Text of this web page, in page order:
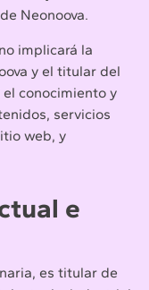
Neonoova.
implicará la
y el titular del
conocimiento y
servicios
web, y
e
es titular de